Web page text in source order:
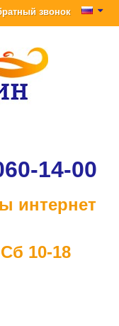
звонок
14-00
18